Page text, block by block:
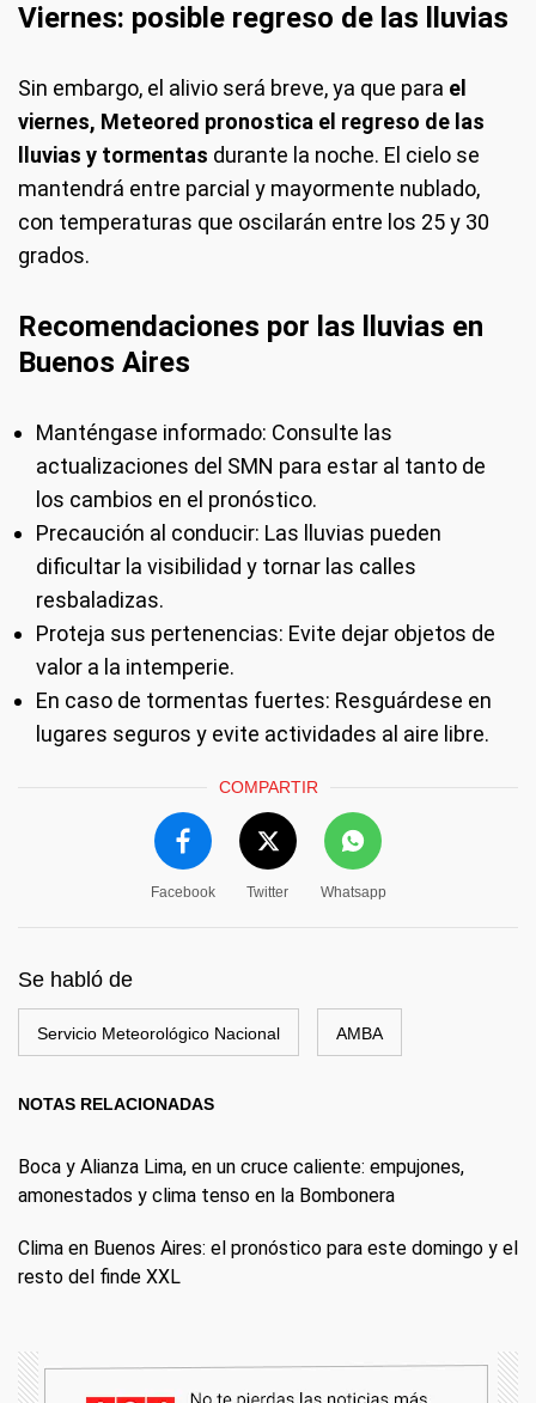
Viernes: posible regreso de las lluvias
Sin embargo, el alivio será breve, ya que para el
viernes, Meteored pronostica el regreso de las
lluvias y tormentas durante la noche. El cielo se
mantendrá entre parcial y mayormente nublado,
con temperaturas que oscilarán entre los 25 y 30
grados.
Recomendaciones por las lluvias en
Buenos Aires
Manténgase informado: Consulte las
actualizaciones del SMN para estar al tanto de
los cambios en el pronóstico.
Precaución al conducir: Las lluvias pueden
dificultar la visibilidad y tornar las calles
resbaladizas.
Proteja sus pertenencias: Evite dejar objetos de
valor a la intemperie.
En caso de tormentas fuertes: Resguárdese en
lugares seguros y evite actividades al aire libre.
COMPARTIR
Facebook Twitter Whatsapp
Se habló de
Servicio Meteorológico Nacional AMBA
NOTAS RELACIONADAS
Boca y Alianza Lima, en un cruce caliente: empujones,
amonestados y clima tenso en la Bombonera
Clima en Buenos Aires: el pronóstico para este domingo y el
resto del finde XXL